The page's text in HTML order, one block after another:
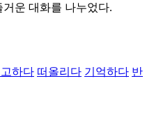
운 대화를 나누었다.
하다 떠올리다 기억하다 반